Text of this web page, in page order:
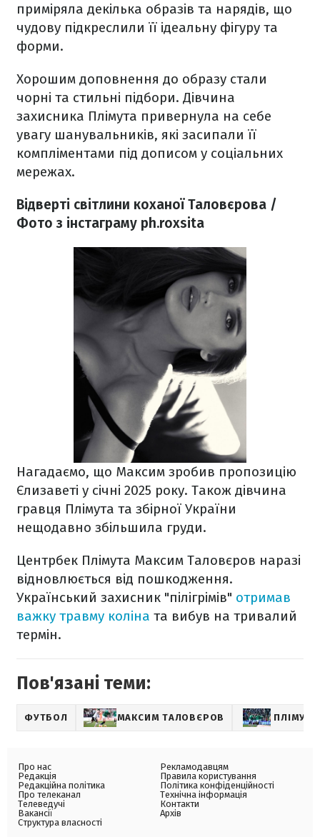
приміряла декілька образів та нарядів, що
чудову підкреслили її ідеальну фігуру та
форми.
Хорошим доповнення до образу стали
чорні та стильні підбори. Дівчина
захисника Плімута привернула на себе
увагу шанувальників, які засипали її
компліментами під дописом у соціальних
мережах.
Відверті світлини коханої Таловєрова /
Фото з інстаграму ph.roxsita
Нагадаємо, що Максим зробив пропозицію
Єлизаветі у січні 2025 року. Також дівчина
гравця Плімута та збірної України
нещодавно збільшила груди.
Центрбек Плімута Максим Таловєров наразі
відновлюється від пошкодження.
Український захисник "пілігрімів" отримав
важку травму коліна та вибув на тривалий
термін.
Пов'язані теми:
ФУТБОЛ МАКСИМ ТАЛОВЄРОВ ПЛІМУТ
Про нас
Редакція
Редакційна політика
Про телеканал
Телеведучі
Вакансії
Структура власності
Рекламодавцям
Правила користування
Політика конфіденційності
Технічна інформація
Контакти
Архів